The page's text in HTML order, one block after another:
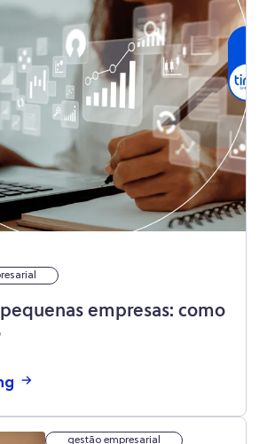
pequenas empresas: como
gestão empresarial